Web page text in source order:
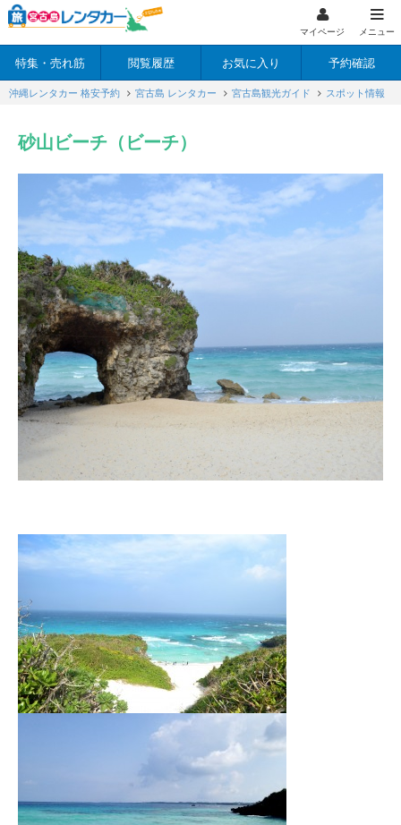
マイページ メニュー
特集・売れ筋 閲覧履歴 お気に入り 予約確認
沖縄レンタカー 格安予約 宮古島 レンタカー 宮古島観光ガイド スポット情報
砂山ビーチ（ビーチ）